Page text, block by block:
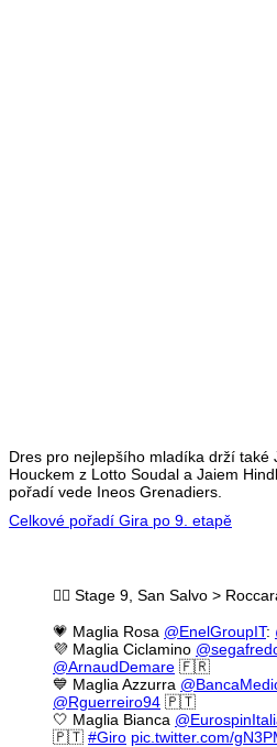
Dres pro nejlepšího mladíka drží také
Houckem z Lotto Soudal a Jaiem
pořadí vede Ineos Grenadiers.
Celkové pořadí Gira po 9. etapě
🚴‍♂️ Stage 9, San Salvo >
💗 Maglia Rosa @EnelGroupIT:
💜 Maglia Ciclamino
@ArnaudDemare 🇫🇷
💙 Maglia Azzurra
@Rguerreiro94 🇵🇹
🤍 Maglia Bianca
🇵🇹 #Giro pic.twitter.com/